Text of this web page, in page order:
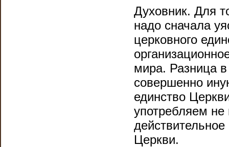
Духовник. Для
надо сначала
церковного
мира. Разница
совершенно
единство
употребляем не
Церкви.